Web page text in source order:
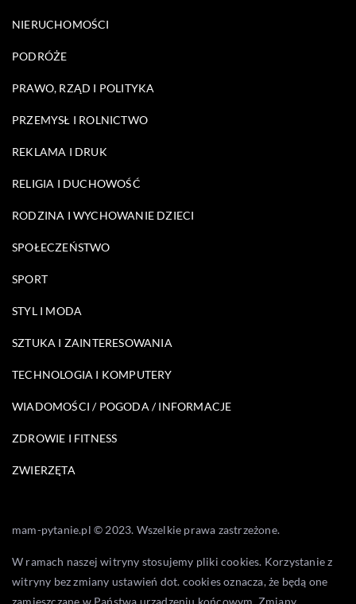
NIERUCHOMOŚCI
PODRÓŻE
PRAWO, RZĄD I POLITYKA
PRZEMYSŁ I ROLNICTWO
REKLAMA I DRUK
RELIGIA I DUCHOWOŚĆ
RODZINA I WYCHOWANIE DZIECI
SPOŁECZEŃSTWO
SPORT
STYL I MODA
SZTUKA I ZAINTERESOWANIA
TECHNOLOGIA I KOMPUTERY
WIADOMOŚCI / POGODA / INFORMACJE
ZDROWIE I FITNESS
ZWIERZĘTA
mam-pytanie.pl © 2023. Wszelkie prawa zastrzeżone.
W ramach naszej witryny stosujemy pliki cookies. Korzystanie z
witryny bez zmiany ustawień dot. cookies oznacza, że będą one
zamieszczane w Państwa urządzeniu końcowym. Zmiany